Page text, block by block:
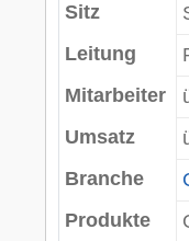
Sitz
Leitung
Mitarbeiter
Umsatz
Branche
Produkte